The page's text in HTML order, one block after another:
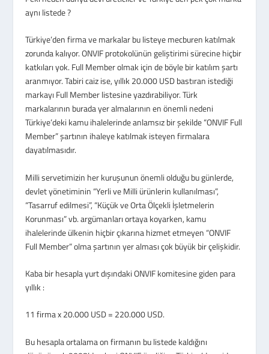
aynı listede ?
Türkiye’den firma ve markalar bu listeye mecburen katılmak
zorunda kalıyor. ONVIF protokolünün geliştirimi sürecine hiçbir
katkıları yok. Full Member olmak için de böyle bir katılım şartı
aranmıyor. Tabiri caiz ise, yıllık 20.000 USD bastıran istediği
markayı Full Member listesine yazdırabiliyor. Türk
markalarının burada yer almalarının en önemli nedeni
Türkiye’deki kamu ihalelerinde anlamsız bir şekilde “ONVIF Full
Member” şartının ihaleye katılmak isteyen firmalara
dayatılmasıdır.
Milli servetimizin her kuruşunun önemli olduğu bu günlerde,
devlet yönetiminin “Yerli ve Milli ürünlerin kullanılması”,
“Tasarruf edilmesi”, “Küçük ve Orta Ölçekli İşletmelerin
Korunması” vb. argümanları ortaya koyarken, kamu
ihalelerinde ülkenin hiçbir çıkarına hizmet etmeyen “ONVIF
Full Member” olma şartının yer alması çok büyük bir çelişkidir.
Kaba bir hesapla yurt dışındaki ONVIF komitesine giden para
yıllık :
11 firma x 20.000 USD = 220.000 USD.
Bu hesapla ortalama on firmanın bu listede kaldığını